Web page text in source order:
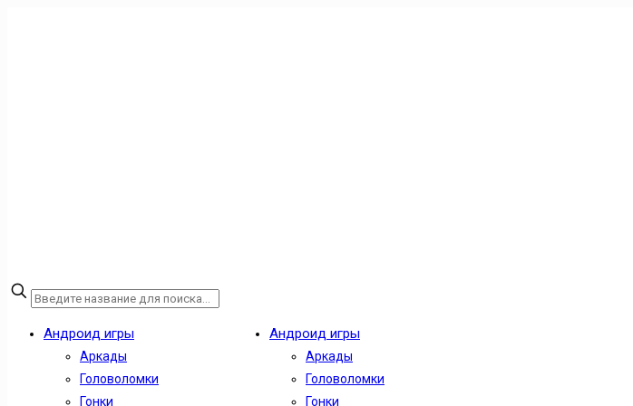
Андроид игры
Аркады
Головоломки
Гонки
Андроид игры
Аркады
Головоломки
Гонки